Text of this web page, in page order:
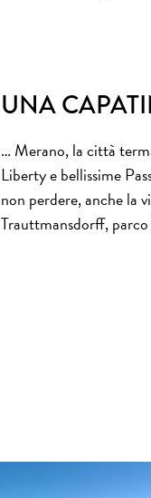
UNA
… Merano, la città
Liberty e bellissime
non perdere, anche la
Trauttmansdorff,